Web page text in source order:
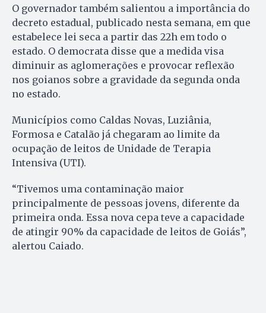
O governador também salientou a importância do
decreto estadual, publicado nesta semana, em que
estabelece lei seca a partir das 22h em todo o
estado. O democrata disse que a medida visa
diminuir as aglomerações e provocar reflexão
nos goianos sobre a gravidade da segunda onda
no estado.
Municípios como Caldas Novas, Luziânia,
Formosa e Catalão já chegaram ao limite da
ocupação de leitos de Unidade de Terapia
Intensiva (UTI).
“Tivemos uma contaminação maior
principalmente de pessoas jovens, diferente da
primeira onda. Essa nova cepa teve a capacidade
de atingir 90% da capacidade de leitos de Goiás”,
alertou Caiado.